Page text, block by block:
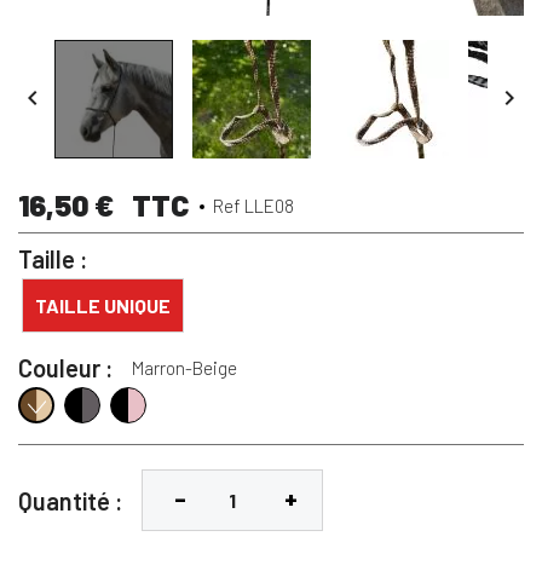
 
16,50 € TTC Ref LLE08
Taille :
TAILLE UNIQUE
Couleur : Marron-Beige
Marron-Beige
Noir-GrisNoir-Rose
Quantité :